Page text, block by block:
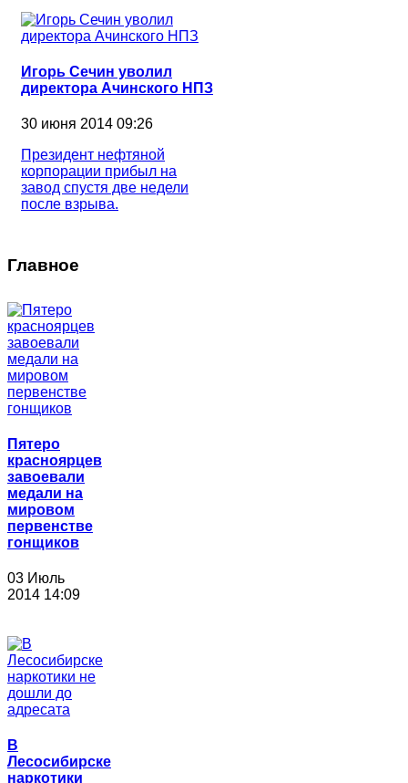
Игорь Сечин уволил
директора Ачинского НПЗ
30 июня 2014 09:26
Президент нефтяной
корпорации прибыл на
завод спустя две недели
после взрыва.
Главное
Пятеро
красноярцев
завоевали
медали на
мировом
первенстве
гонщиков
03 Июль
2014 14:09
В
Лесосибирске
наркотики